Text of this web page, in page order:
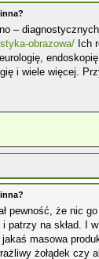
–
obrazowa/ Ich
i wiele więcej.
pewność, że nic
patrzy na skład. I
masowa
żołądek czy